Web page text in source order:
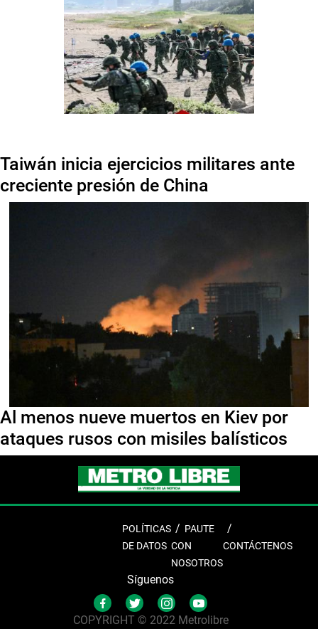
Taiwán inicia ejercicios militares ante
creciente presión de China
Al menos nueve muertos en Kiev por
ataques rusos con misiles balísticos
POLÍTICAS
DE DATOS
PAUTE
CON
NOSOTROS
CONTÁCTENOS
Síguenos
COPYRIGHT © 2022 Metrolibre